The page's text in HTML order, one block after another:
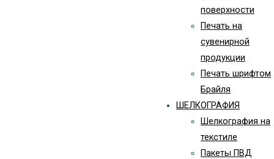
поверхности
Печать на
сувенирной
продукции
Печать шрифтом
Брайля
ШЕЛКОГРАФИЯ
Шелкография на
текстиле
Пакеты ПВД